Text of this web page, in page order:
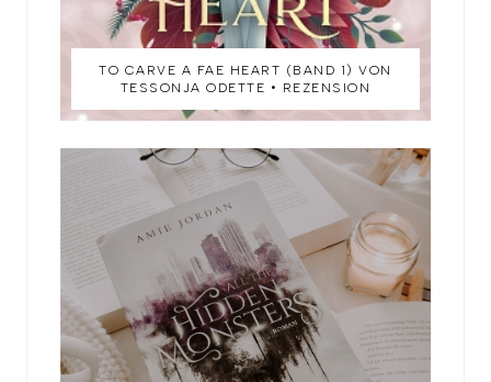
TO CARVE A FAE HEART (BAND 1) VON
TESSONJA ODETTE • REZENSION